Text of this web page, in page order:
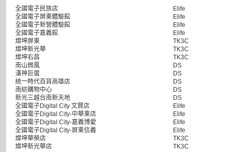
全國電子民族店
Elife
全國電子屏東體驗館
Elife
全國電子新營體驗館
Elife
全國電子嘉義館
Elife
燦坤屏東
TK3C
燦坤新光華
TK3C
燦坤右昌
TK3C
南山微風
DS
漢神巨蛋
DS
統一時代百貨高雄店
DS
南紡購物中心
DS
新光三越台南新天地
DS
全國電子Digital City 文賢店
Elife
全國電子Digital City-中華東店
Elife
全國電子Digital City-嘉義博愛
Elife
全國電子Digital City-屏東信義
Elife
燦坤華榮店
TK3C
燦坤新光華店
TK3C